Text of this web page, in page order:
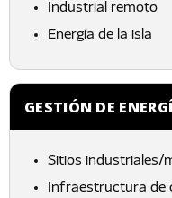
Industrial remoto
Energía de la isla
GESTIÓN DE
Sitios industriales/
Infraestructura de